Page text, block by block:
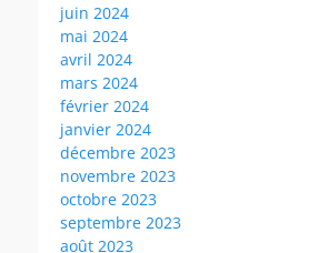
juin 2024
mai 2024
avril 2024
mars 2024
février 2024
janvier 2024
décembre 2023
novembre 2023
octobre 2023
septembre 2023
août 2023